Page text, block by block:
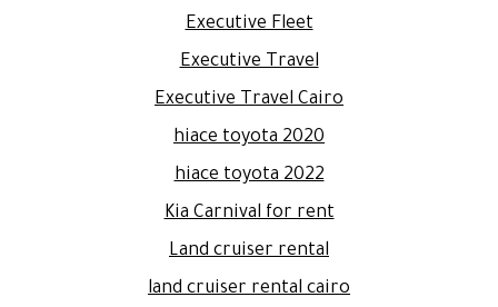
Executive Fleet
Executive Travel
Executive Travel Cairo
hiace toyota 2020
hiace toyota 2022
Kia Carnival for rent
Land cruiser rental
land cruiser rental cairo